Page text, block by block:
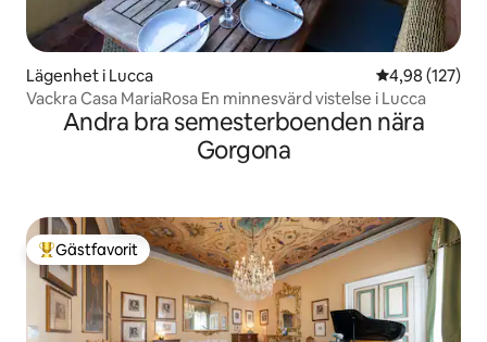
Lägenhet i Lucca 4,98 av 5 i
4,98 (127)
Vackra Casa MariaRosa En minnesvärd vistelse i Lucca
Andra bra semesterboenden nära
Gorgona
Populär gästfavorit
Gästfavorit